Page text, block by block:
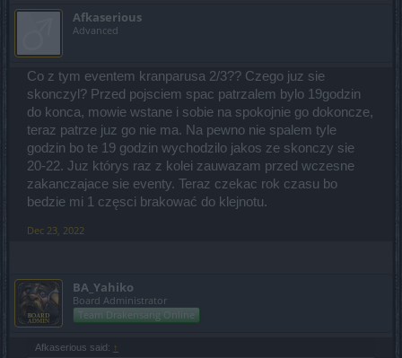
Afkaserious
Advanced
Co z tym eventem kranparusa 2/3?? Czego juz sie
skonczyl? Przed pojsciem spac patrzalem bylo 19godzin
do konca, mowie wstane i sobie na spokojnie go dokoncze,
teraz patrze juz go nie ma. Na pewno nie spalem tyle
godzin bo te 19 godzin wychodzilo jakos ze skonczy sie
20-22. Juz którys raz z kolei zauwazam przed wczesne
zakanczajace sie eventy. Teraz czekac rok czasu bo
bedzie mi 1 częsci brakować do klejnotu.
Dec 23, 2022
BA_Yahiko
Board Administrator
Team Drakensang Online
Afkaserious said: ↑